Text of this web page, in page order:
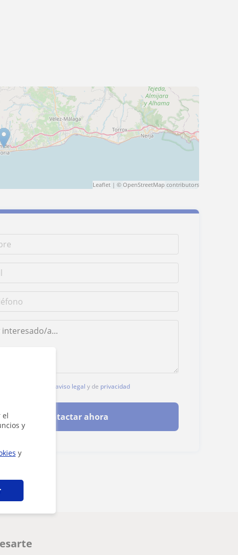
el
y
y
Leaflet| © OpenStreetMap contributors
aviso legal y de privacidad
Contactar ahora